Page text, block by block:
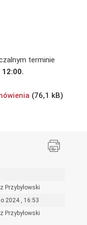
terminie
Przybyłowski
2024 , 16:53
Przybyłowski